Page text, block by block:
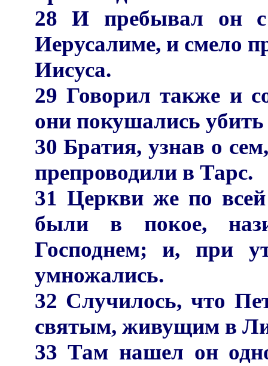
28 И пребывал он
Иерусалиме, и смело
Иисуса.
29 Говорил также и
они покушались убить
30 Братия, узнав о
препроводили в Тарс.
31 Церкви же по
были в покое,
Господнем; и, при
умножались.
32 Случилось, что
святым, живущим в
33 Там нашел он